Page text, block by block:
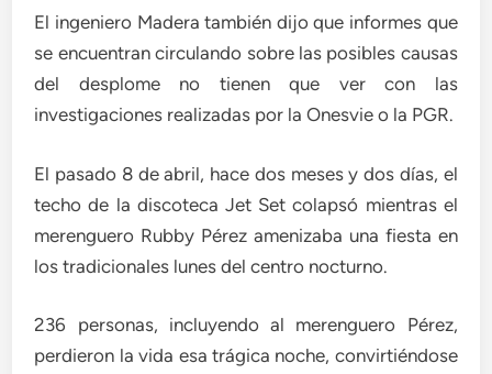
El ingeniero Madera también dijo que informes que
se encuentran circulando sobre las posibles causas
del desplome no tienen que ver con las
investigaciones realizadas por la Onesvie o la PGR.
El pasado 8 de abril, hace dos meses y dos días, el
techo de la discoteca Jet Set colapsó mientras el
merenguero Rubby Pérez amenizaba una fiesta en
los tradicionales lunes del centro nocturno.
236 personas, incluyendo al merenguero Pérez,
perdieron la vida esa trágica noche, convirtiéndose